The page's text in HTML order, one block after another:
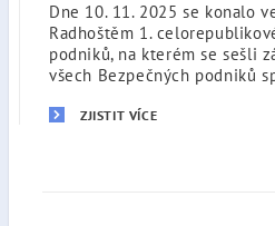
Dne 10. 11. 2025 se konalo
Radhoštěm 1.
podniků, na kterém se sešli
všech Bezpečných podniků
ZJISTIT VÍCE